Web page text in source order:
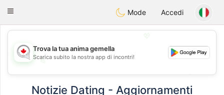
CANADIANchat
Toggle
Mode Accedi
💖
💕
💕
Trova la tua anima gemella
Scarica subito la nostra app di incontri!
Notizie Dating - Aggiornamenti